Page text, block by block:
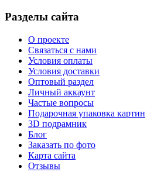
Разделы сайта
О проекте
Связаться с нами
Условия оплаты
Условия доставки
Оптовый раздел
Личный аккаунт
Частые вопросы
Подарочная упаковка картин
3D подрамник
Блог
Заказать по фото
Карта сайта
Отзывы